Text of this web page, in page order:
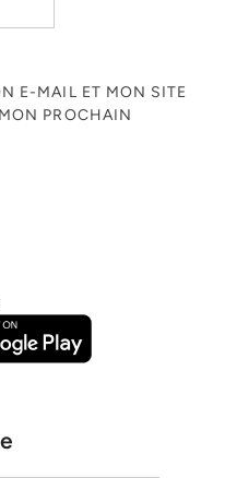
E-MAIL ET MON SITE
PROCHAIN